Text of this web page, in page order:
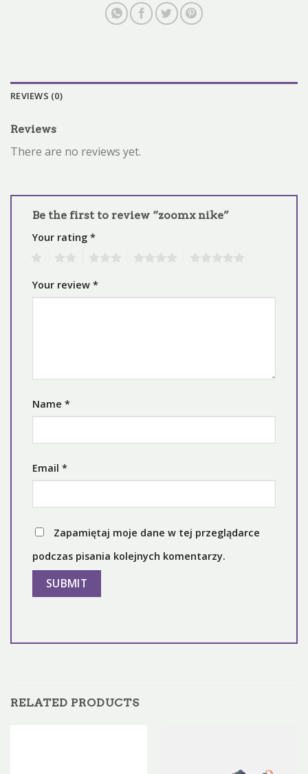
REVIEWS (0)
Reviews
There are no reviews yet.
Be the first to review “zoomx nike”
Your rating *
Your review *
Name *
Email *
Zapamiętaj moje dane w tej przeglądarce
podczas pisania kolejnych komentarzy.
RELATED PRODUCTS